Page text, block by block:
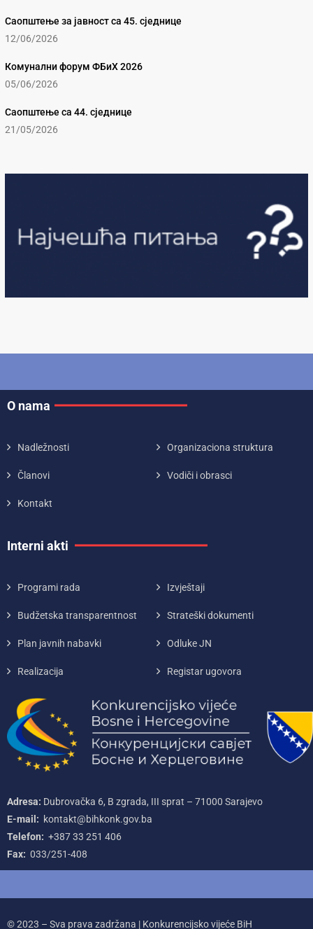
Саопштење за јавност са 45. сједнице
12/06/2026
Комунални форум ФБиХ 2026
05/06/2026
Саопштење са 44. сједнице
21/05/2026
O nama
Nadležnosti Organizaciona struktura
Članovi Vodiči i obrasci
Kontakt
Interni akti
Programi rada Izvještaji
Budžetska transparentnost Strateški dokumenti
Plan javnih nabavki Odluke JN
Realizacija Registar ugovora
Adresa: Dubrovačka 6, B zgrada, III sprat – 71000‌ Sarajevo
E-mail: kontakt@bihkonk.gov.ba
Telefon: +387‌ 33‌ 251‌ 406
Fax: 033/251-408
© 2023 – Sva prava zadržana | Konkurencijsko vijeće BiH